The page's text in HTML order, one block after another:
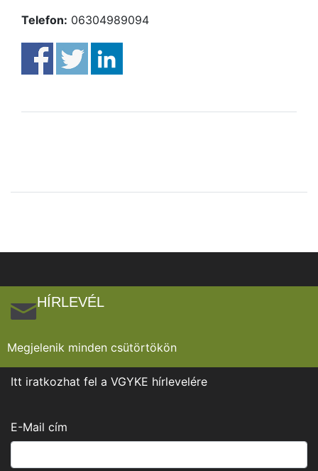
Telefon: 06304989094
HÍRLEVÉL
Megjelenik minden csütörtökön
Itt iratkozhat fel a VGYKE hírlevelére
E-Mail cím